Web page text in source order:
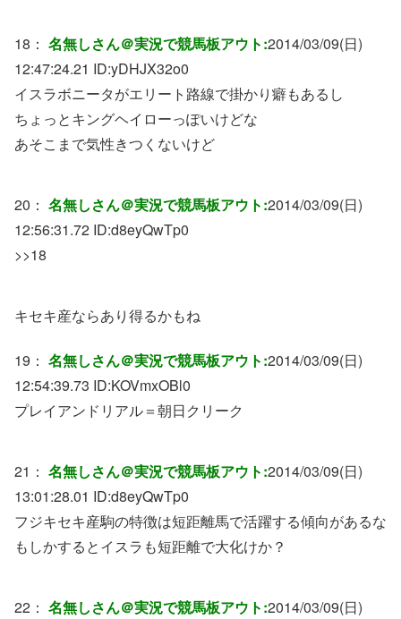
18： 名無しさん＠実況で競馬板アウト:2014/03/09(日)
12:47:24.21 ID:yDHJX32o0
イスラボニータがエリート路線で掛かり癖もあるし
ちょっとキングヘイローっぽいけどな
あそこまで気性きつくないけど
20： 名無しさん＠実況で競馬板アウト:2014/03/09(日)
12:56:31.72 ID:d8eyQwTp0
>>18
キセキ産ならあり得るかもね
19： 名無しさん＠実況で競馬板アウト:2014/03/09(日)
12:54:39.73 ID:KOVmxOBl0
プレイアンドリアル＝朝日クリーク
21： 名無しさん＠実況で競馬板アウト:2014/03/09(日)
13:01:28.01 ID:d8eyQwTp0
フジキセキ産駒の特徴は短距離馬で活躍する傾向があるな
もしかするとイスラも短距離で大化けか？
22： 名無しさん＠実況で競馬板アウト:2014/03/09(日)